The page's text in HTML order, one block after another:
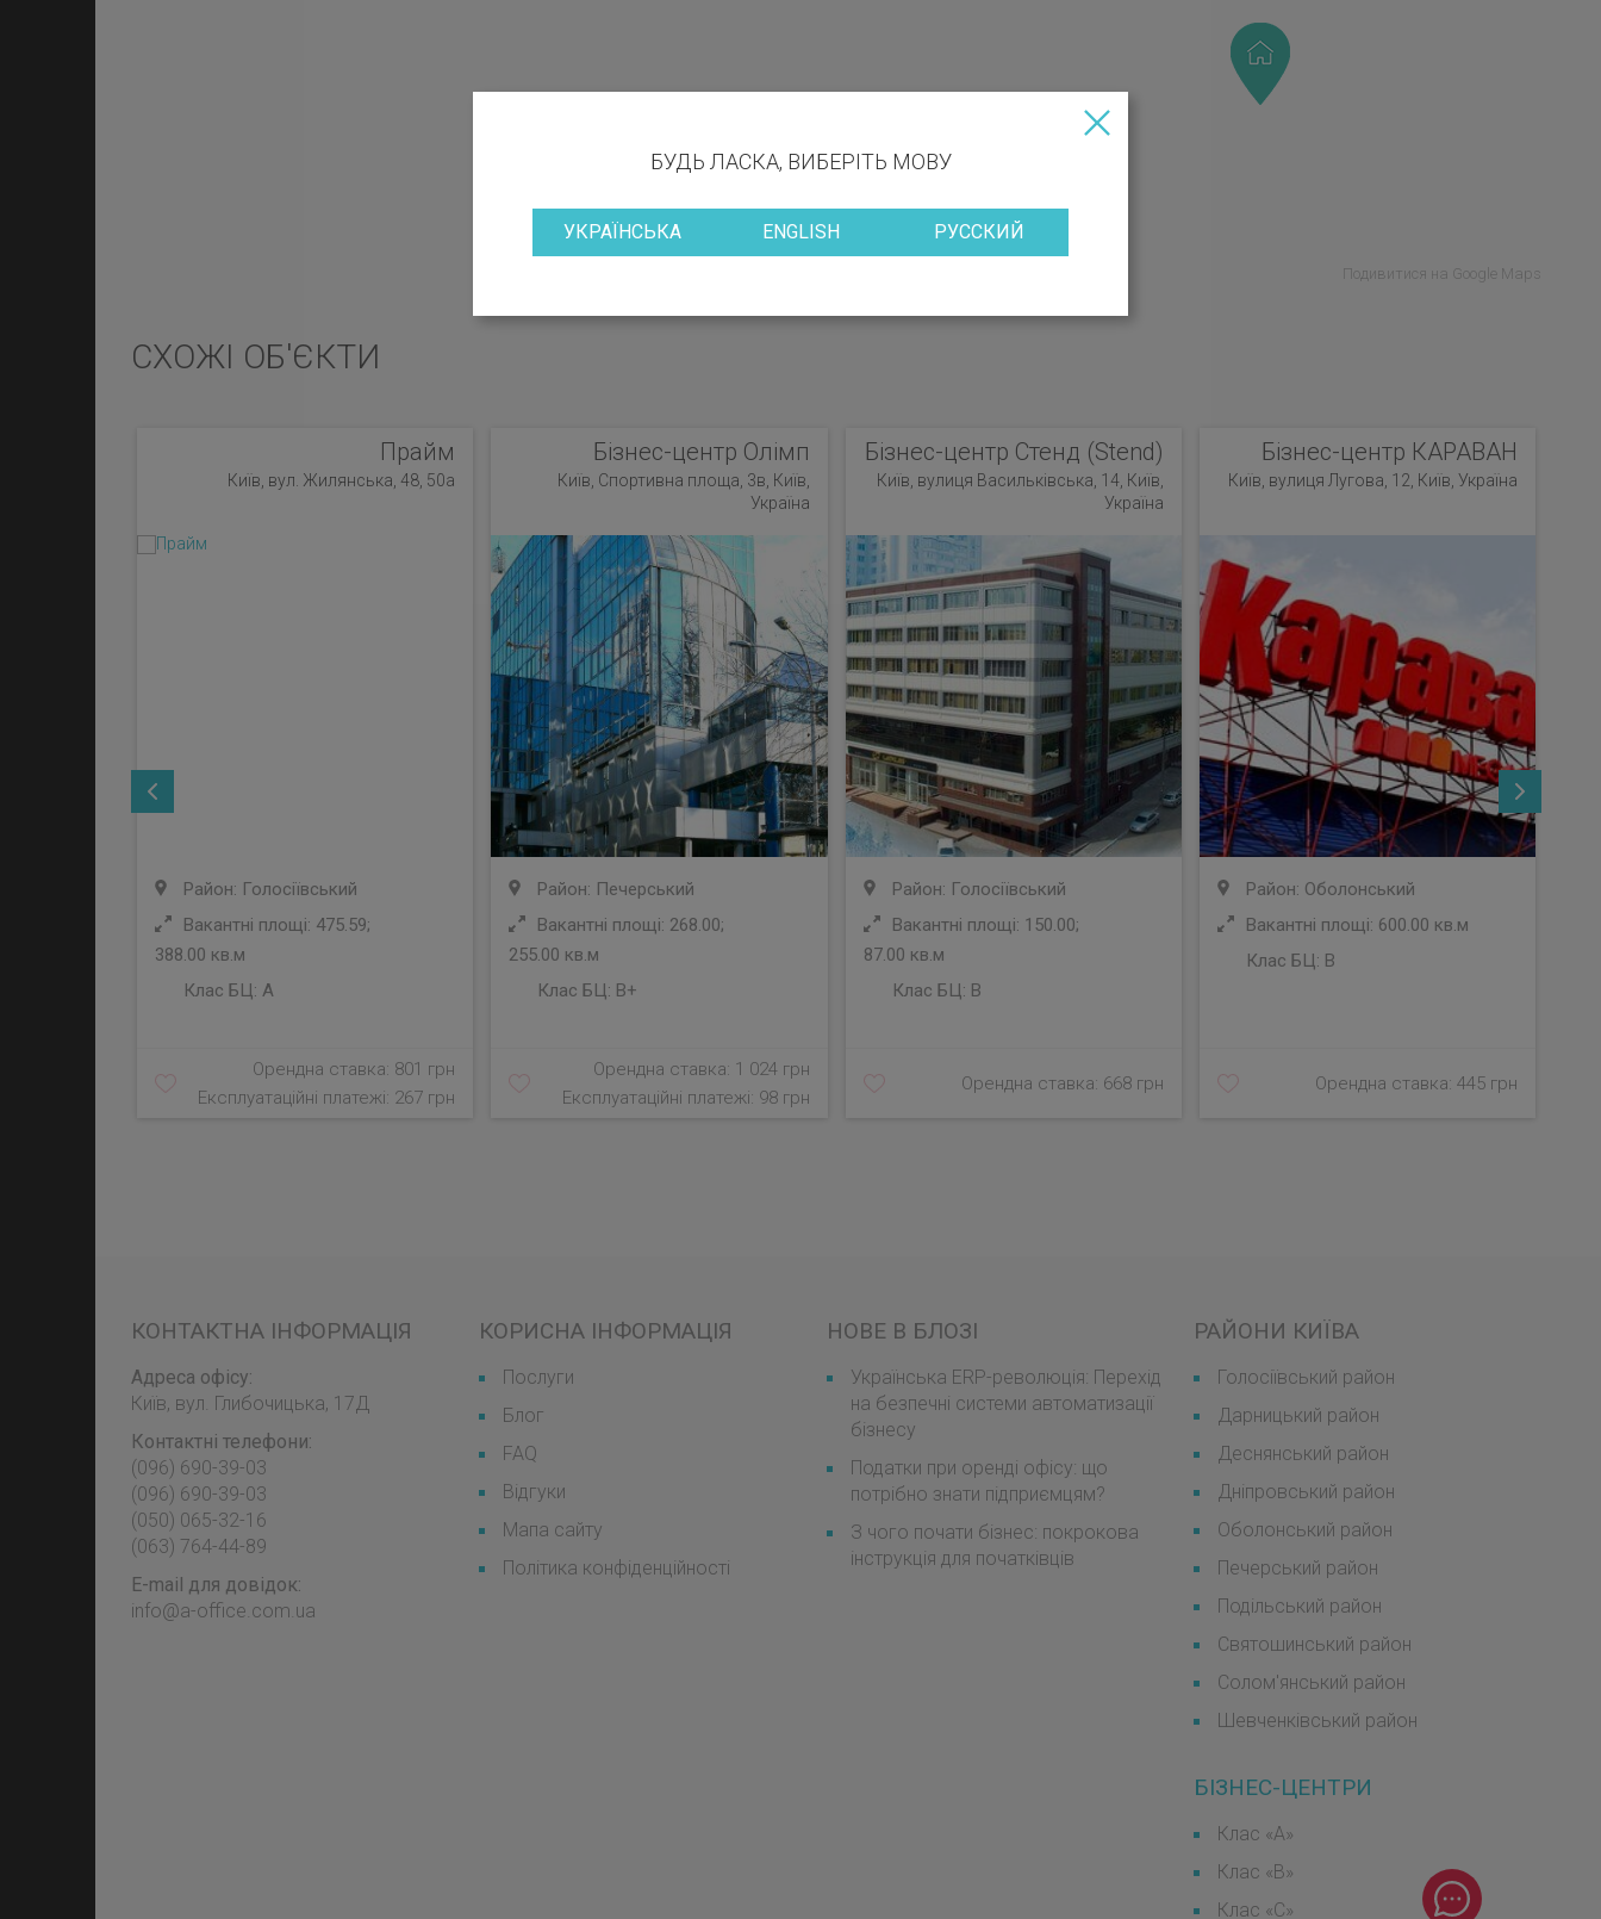
Подивитися на Google Maps
СХОЖІ ОБ'ЄКТИ
Прайм
Київ, вул. Жилянська, 48, 50а
Район: Голосіївський
Вакантні площі: 475.59;
388.00 кв.м
Клас БЦ: A
Орендна ставка: 801 грн
Експлуатаційні платежі: 267 грн
Бізнес-центр Олімп
Київ, Спортивна площа, 3в, Київ,
Україна
Район: Печерський
Вакантні площі: 268.00;
255.00 кв.м
Клас БЦ: B+
Орендна ставка: 1 024 грн
Експлуатаційні платежі: 98 грн
Бізнес-центр Стенд (Stend)
Київ, вулиця Васильківська, 14, Київ,
Україна
Район: Голосіївський
Вакантні площі: 150.00;
87.00 кв.м
Клас БЦ: B
Орендна ставка: 668 грн
Бізнес-центр КАРАВАН
Київ, вулиця Лугова, 12, Київ, Україна
Район: Оболонський
Вакантні площі: 600.00 кв.м
Клас БЦ: B
Орендна ставка: 445 грн
КОНТАКТНА ІНФОРМАЦІЯ
Адреса офісу:
Київ, вул. Глибочицька, 17Д
Контактні телефони:
(096) 690-39-03
‎(096) 690-39-03
‎(050) 065-32-16
‎(063) 764-44-89
E-mail для довідок:
info@a-office.com.ua
КОРИСНА ІНФОРМАЦІЯ
Послуги
Блог
FAQ
Відгуки
Мапа сайту
Політика конфіденційності
НОВЕ В БЛОЗІ
Українська ERP-революція: Перехід
на безпечні системи автоматизації
бізнесу
Податки при оренді офісу: що
потрібно знати підприємцям?
З чого почати бізнес: покрокова
інструкція для початківців
РАЙОНИ КИЇВА
Голосіївський район
Дарницький район
Деснянський район
Дніпровський район
Оболонський район
Печерський район
Подільський район
Святошинський район
Солом'янський район
Шевченківський район
БІЗНЕС-ЦЕНТРИ
Клас «А»
Клас «B»
Клас «С»
БУДЬ ЛАСКА, ВИБЕРІТЬ МОВУ
УКРАЇНСЬКА ENGLISH РУССКИЙ